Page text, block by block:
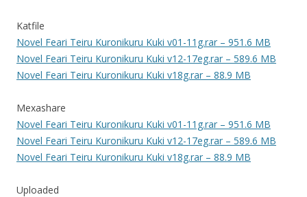
Katfile
Novel Feari Teiru Kuronikuru Kuki v01-11g.rar – 951.6 MB
Novel Feari Teiru Kuronikuru Kuki v12-17eg.rar – 589.6 MB
Novel Feari Teiru Kuronikuru Kuki v18g.rar – 88.9 MB
Mexashare
Novel Feari Teiru Kuronikuru Kuki v01-11g.rar – 951.6 MB
Novel Feari Teiru Kuronikuru Kuki v12-17eg.rar – 589.6 MB
Novel Feari Teiru Kuronikuru Kuki v18g.rar – 88.9 MB
Uploaded